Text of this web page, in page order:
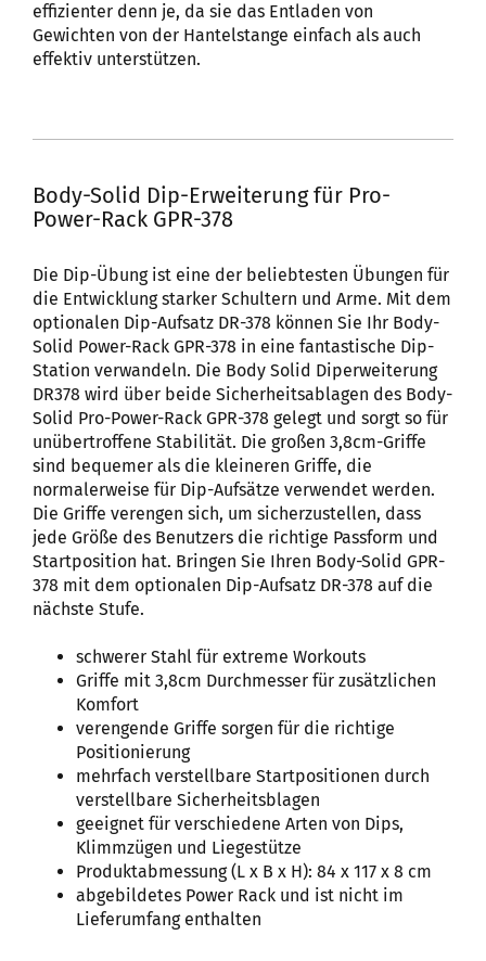
effizienter denn je, da sie das Entladen von
Gewichten von der Hantelstange einfach als auch
effektiv unterstützen.
Body-Solid Dip-Erweiterung für Pro-
Power-Rack GPR-378
Die Dip-Übung ist eine der beliebtesten Übungen für
die Entwicklung starker Schultern und Arme. Mit dem
optionalen Dip-Aufsatz DR-378 können Sie Ihr Body-
Solid Power-Rack GPR-378 in eine fantastische Dip-
Station verwandeln. Die Body Solid Diperweiterung
DR378 wird über beide Sicherheitsablagen des Body-
Solid Pro-Power-Rack GPR-378 gelegt und sorgt so für
unübertroffene Stabilität. Die großen 3,8cm-Griffe
sind bequemer als die kleineren Griffe, die
normalerweise für Dip-Aufsätze verwendet werden.
Die Griffe verengen sich, um sicherzustellen, dass
jede Größe des Benutzers die richtige Passform und
Startposition hat. Bringen Sie Ihren Body-Solid GPR-
378 mit dem optionalen Dip-Aufsatz DR-378 auf die
nächste Stufe.
schwerer Stahl für extreme Workouts
Griffe mit 3,8cm Durchmesser für zusätzlichen
Komfort
verengende Griffe sorgen für die richtige
Positionierung
mehrfach verstellbare Startpositionen durch
verstellbare Sicherheitsblagen
geeignet für verschiedene Arten von Dips,
Klimmzügen und Liegestütze
Produktabmessung (L x B x H): 84 x 117 x 8 cm
abgebildetes Power Rack und ist nicht im
Lieferumfang enthalten